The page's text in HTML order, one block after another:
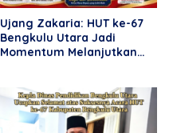
Ujang Zakaria: HUT ke-67
Bengkulu Utara Jadi
Momentum Melanjutkan